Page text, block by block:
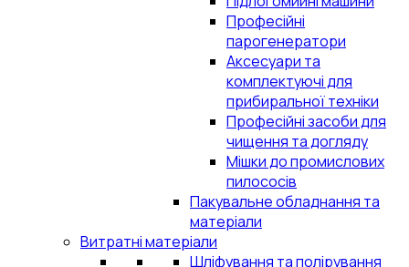
Професійні
парогенератори
Аксесуари та
комплектуючі для
прибиральної техніки
Професійні засоби для
чищення та догляду
Мішки до промислових
пилососів
Пакувальне обладнання та
матеріали
Витратні матеріали
Шліфування та полірування